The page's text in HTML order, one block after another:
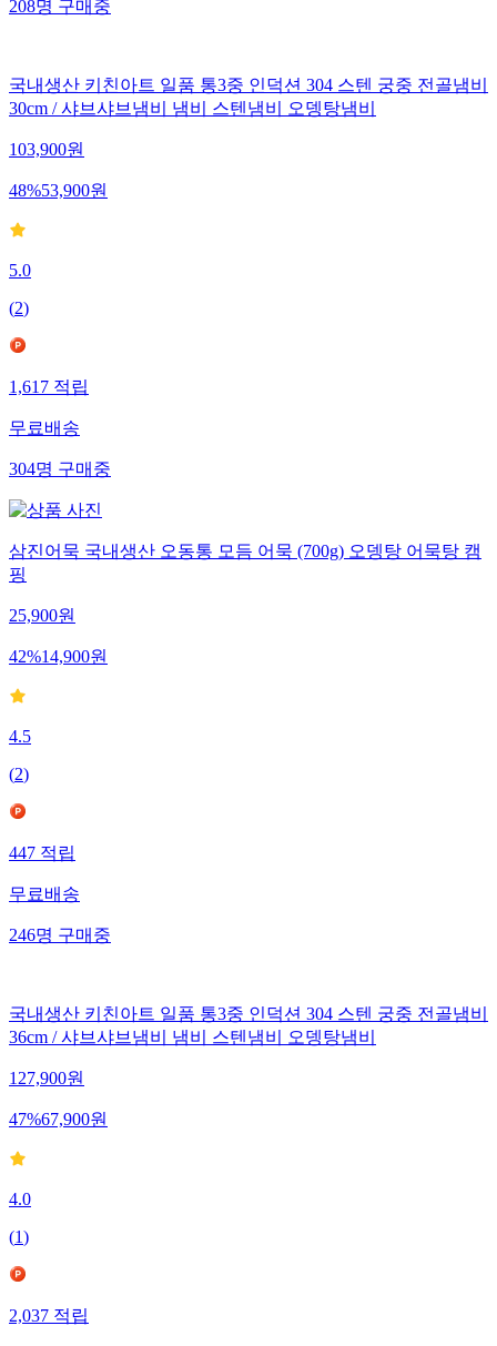
208명구매중
국내생산 키친아트 일품 통3중 인덕션 304 스텐 궁중 전골냄비
30cm / 샤브샤브냄비 냄비 스텐냄비 오뎅탕냄비
103,900원
48%53,900원
5.0
(2)
1,617적립
무료배송
304명구매중
삼진어묵 국내생산 오동통 모듬 어묵 (700g) 오뎅탕 어묵탕 캠
핑
25,900원
42%14,900원
4.5
(2)
447적립
무료배송
246명구매중
국내생산 키친아트 일품 통3중 인덕션 304 스텐 궁중 전골냄비
36cm / 샤브샤브냄비 냄비 스텐냄비 오뎅탕냄비
127,900원
47%67,900원
4.0
(1)
2,037적립